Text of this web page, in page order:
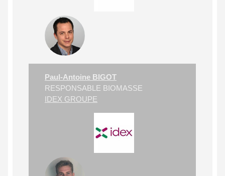
Paul-Antoine BIGOT
RESPONSABLE BIOMASSE
IDEX GROUPE